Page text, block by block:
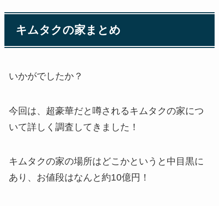
キムタクの家まとめ
いかがでしたか？
今回は、超豪華だと噂されるキムタクの家につ
いて詳しく調査してきました！
キムタクの家の場所はどこかというと中目黒に
あり、お値段はなんと約10億円！